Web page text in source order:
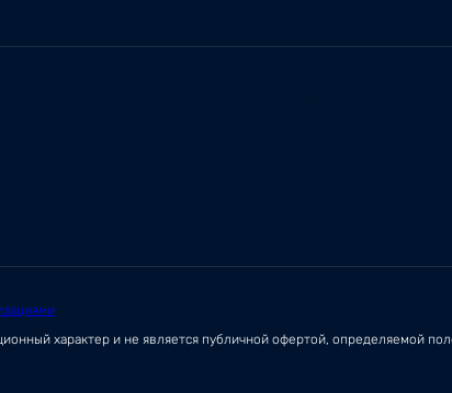
характер и не является публичной офертой, определяемой